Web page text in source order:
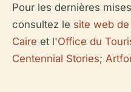
Pour les dernières
consultez le site web de
Caire et l'Office du
Centennial Stories;